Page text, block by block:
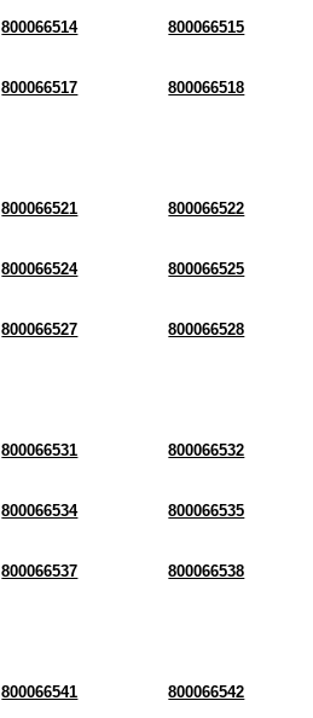
800066514 800066515
800066517 800066518
800066521 800066522
800066524 800066525
800066527 800066528
800066531 800066532
800066534 800066535
800066537 800066538
800066541 800066542